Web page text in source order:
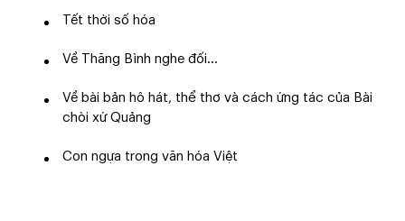
Tết thời số hóa
Về Thăng Bình nghe đối...
Về bài bản hô hát, thể thơ và cách ứng tác của Bài
chòi xứ Quảng
Con ngựa trong văn hóa Việt